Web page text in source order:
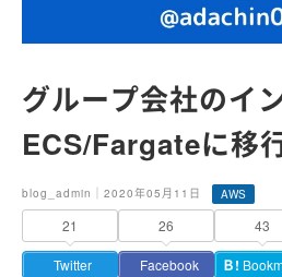
グループ会社のイ
ECS/Fargateに移
blog_admin｜2020年05月11日 AWS
21
Twitter
26
Facebook
43
Ｂ!